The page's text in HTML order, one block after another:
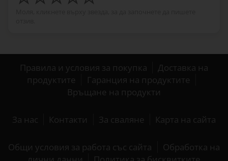
Правила и условия за покупка
Доставка на
продуктите
Гаранция на продуктите
Връщане на продукти
За нас Контакти За сваляне Карта на сайта
Общи условия за работа със сайта
Обработка на